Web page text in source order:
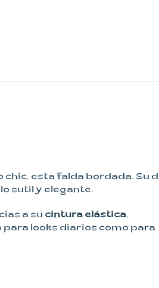
chic, esta falda bordada. Su
sutil y elegante.
a su cintura elástica,
looks diarios como para